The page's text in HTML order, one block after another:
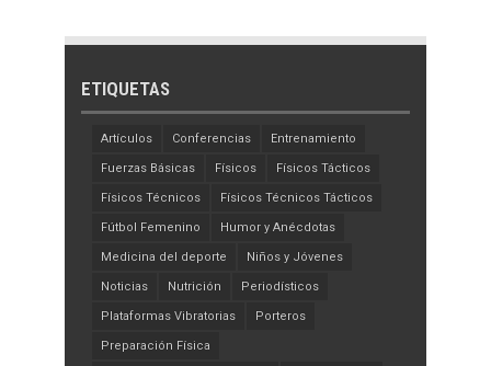
ETIQUETAS
Artículos Conferencias Entrenamiento
Fuerzas Básicas Físicos Físicos Tácticos
Físicos Técnicos Físicos Técnicos Tácticos
Fútbol Femenino Humor y Anécdotas
Medicina del deporte Niños y Jóvenes
Noticias Nutrición Periodísticos
Plataformas Vibratorias Porteros
Preparación Física